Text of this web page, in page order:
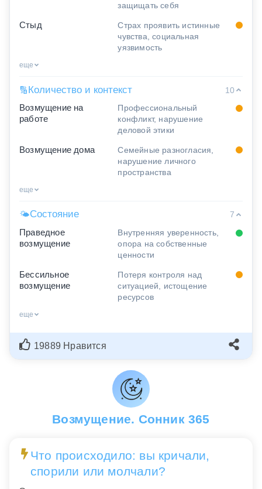
защищать себя
Стыд
Страх проявить истинные
чувства, социальная
уязвимость
еще
🔢Количество и контекст
10
Возмущение на
работе
Профессиональный
конфликт, нарушение
деловой этики
Возмущение дома
Семейные разногласия,
нарушение личного
пространства
еще
🌤Состояние
7
Праведное
возмущение
Внутренняя уверенность,
опора на собственные
ценности
Бессильное
возмущение
Потеря контроля над
ситуацией, истощение
ресурсов
еще
19889 Нравится
Возмущение. Сонник 365
Что происходило: вы кричали,
спорили или молчали?